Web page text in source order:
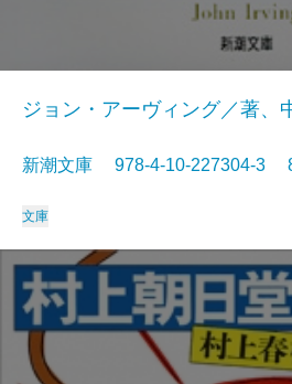
ジョン・アーヴィング／著、
新潮文庫 978-4-10-227304-3
文庫